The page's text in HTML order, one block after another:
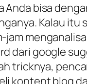
Anda bisa
Kalau itu
jam
dari google
tricknya,